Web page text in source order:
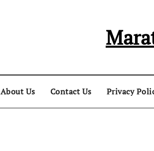
About Us Contact Us Privacy